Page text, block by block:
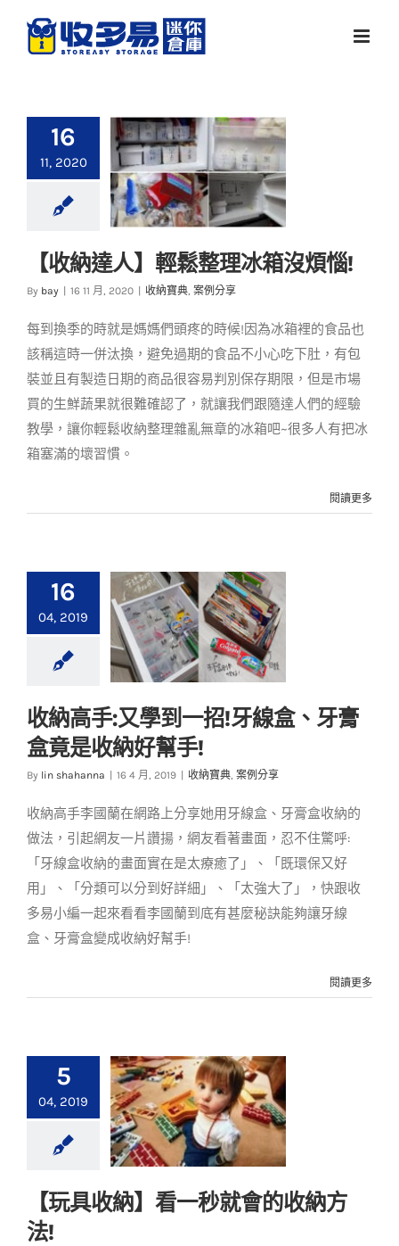
16
11, 2020
收納寶典 案例分享
【收納達人】輕鬆整理冰箱沒煩惱!
By bay 16 11 月, 2020 收納寶典, 案例分享
每到換季的時就是媽媽們頭疼的時候!因為冰箱裡的食品也
該稱這時一併汰換，避免過期的食品不小心吃下肚，有包
裝並且有製造日期的商品很容易判別保存期限，但是市場
買的生鮮蔬果就很難確認了，就讓我們跟隨達人們的經驗
教學，讓你輕鬆收納整理雜亂無章的冰箱吧~很多人有把冰
箱塞滿的壞習慣。
閱讀更多
16
04, 2019
收納高手:又學到一招!
牙線盒、牙膏盒竟是
收納好幫手!
收納高手:又學到一招!牙線盒、牙膏
盒竟是收納好幫手!
By lin shahanna 16 4 月, 2019 收納寶典, 案例分享
收納高手李國蘭在網路上分享她用牙線盒、牙膏盒收納的
做法，引起網友一片讚揚，網友看著畫面，忍不住驚呼:
「牙線盒收納的畫面實在是太療癒了」、「既環保又好
用」、「分類可以分到好詳細」、「太強大了」，快跟收
多易小編一起來看看李國蘭到底有甚麼秘訣能夠讓牙線
盒、牙膏盒變成收納好幫手!
閱讀更多
5
04, 2019
【玩具收納】看一秒就會的收納方
法!